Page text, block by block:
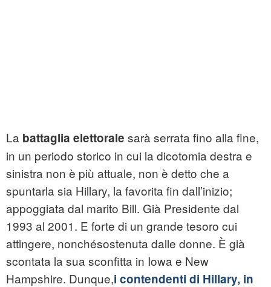
La battaglia elettorale sarà serrata fino alla fine,
in un periodo storico in cui la dicotomia destra e
sinistra non è più attuale, non è detto che a
spuntarla sia Hillary, la favorita fin dall’inizio;
appoggiata dal marito Bill. Già Presidente dal
1993 al 2001. E forte di un grande tesoro cui
attingere, nonchésostenuta dalle donne. È già
scontata la sua sconfitta in Iowa e New
Hampshire. Dunque,i contendenti di Hillary, in